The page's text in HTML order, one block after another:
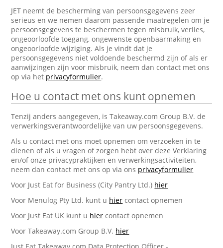
JET neemt de bescherming van persoonsgegevens zeer
serieus en we nemen daarom passende maatregelen om je
persoonsgegevens te beschermen tegen misbruik, verlies,
ongeoorloofde toegang, ongewenste openbaarmaking en
ongeoorloofde wijziging. Als je vindt dat je
persoonsgegevens niet voldoende beschermd zijn of als er
aanwijzingen zijn voor misbruik, neem dan contact met ons
op via het privacyformulier.
Hoe u contact met ons kunt opnemen
Tenzij anders aangegeven, is Takeaway.com Group B.V. de
verwerkingsverantwoordelijke van uw persoonsgegevens.
Als u contact met ons moet opnemen om verzoeken in te
dienen of als u vragen of zorgen hebt over deze Verklaring
en/of onze privacypraktijken en verwerkingsactiviteiten,
neem dan contact met ons op via ons privacyformulier
Voor Just Eat for Business (City Pantry Ltd.) hier
Voor Menulog Pty Ltd. kunt u hier contact opnemen
Voor Just Eat UK kunt u hier contact opnemen
Voor Takeaway.com Group B.V. hier